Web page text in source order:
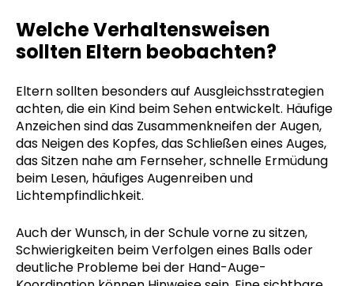
Welche Verhaltensweisen
sollten Eltern beobachten?
Eltern sollten besonders auf Ausgleichsstrategien
achten, die ein Kind beim Sehen entwickelt. Häufige
Anzeichen sind das Zusammenkneifen der Augen,
das Neigen des Kopfes, das Schließen eines Auges,
das Sitzen nahe am Fernseher, schnelle Ermüdung
beim Lesen, häufiges Augenreiben und
Lichtempfindlichkeit.
Auch der Wunsch, in der Schule vorne zu sitzen,
Schwierigkeiten beim Verfolgen eines Balls oder
deutliche Probleme bei der Hand-Auge-